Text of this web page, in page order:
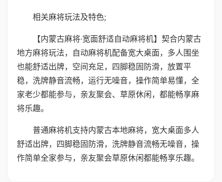
相关麻将玩法及特色;
【内蒙古麻将·宽面舒适自动麻将机】契合内蒙古
地方麻将玩法，自动麻将机配备宽大桌面，多人围坐
也能舒适出牌，空间充足，四脚稳固防滑，放置平
稳，洗牌静音流畅，运行无噪音，操作简单易懂，全
家老少都能参与，亲友聚会、草原休闲，都能畅享麻
将乐趣。
普通麻将机支持内蒙古本地麻将，宽大桌面多人
舒适出牌，四脚稳固防滑，洗牌静音流畅无噪音，操
作简单全家参与，亲友聚会草原休闲都能畅享乐趣。